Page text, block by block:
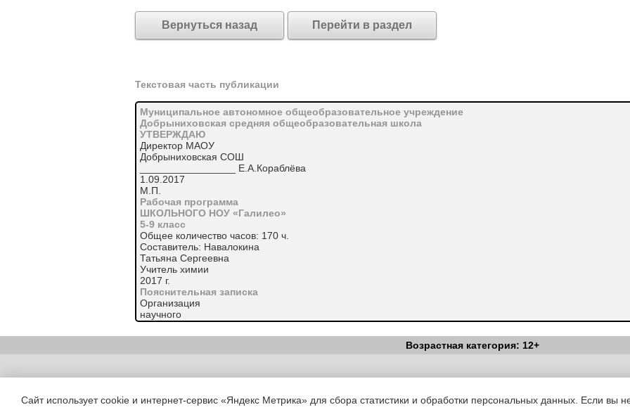
Вернуться назад Перейти в раздел
Текстовая часть публикации
Муниципальное автономное общеобразовательное учреждение
Добрыниховская средняя общеобразовательная школа
УТВЕРЖДАЮ
Директор МАОУ
Добрыниховская СОШ
_________________ Е.А.Кораблёва
1.09.2017
М.П.
Рабочая программа
ШКОЛЬНОГО НОУ «Галилео»
5-9 класс
Общее количество часов: 170 ч.
Составитель: Навалокина
Татьяна Сергеевна
Учитель химии
2017 г.
Пояснительная записка
Организация
научного
общества
в
целью
Возрастная категория: 12+
Copyright (c) |Вестник Педагога|Об издании|Условия|Политика
Сайт использует cookie и интернет-сервис «Яндекс Метрика» для сбора статистики и обработки персональных данных. Если вы